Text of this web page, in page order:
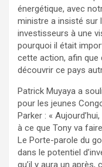
énergétique, avec
ministre a insisté sur
investisseurs à une
pourquoi il était
cette action, afin
découvrir ce pays
Patrick Muyaya a
pour les jeunes
Parker : «
à ce que Tony va
Le Porte-parole du
dans le potentiel
qu’il y aura un